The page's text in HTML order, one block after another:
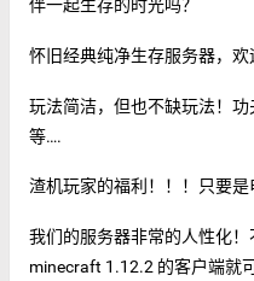
伴一起生存的时光吗？
怀旧经典纯净生存服务器，欢
玩法简洁，但也不缺玩法！
等….
渣机玩家的福利！！！只要是
我们的服务器非常的人性化
minecraft 1.12.2 的客户端就